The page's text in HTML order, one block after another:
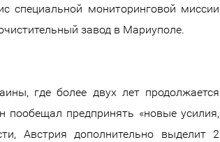
специальной мониторинговой миссии
завод в Мариуполе.
где более двух лет продолжается
пообещал предпринять «новые усилия,
Австрия дополнительно выделит 2